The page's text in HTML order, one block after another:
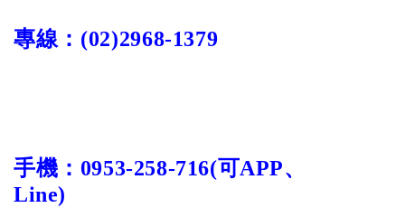
專線： (02)2968-1379
手機： 0953-258-716(可APP、
Line)